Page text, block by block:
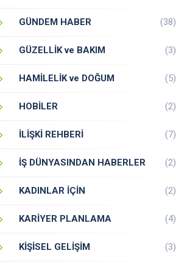
GÜNDEM HABER (38)
GÜZELLİK ve BAKIM (3)
HAMİLELİK ve DOĞUM (5)
HOBİLER (2)
İLİŞKİ REHBERİ (7)
İŞ DÜNYASINDAN HABERLER (2)
KADINLAR İÇİN (2)
KARİYER PLANLAMA (4)
KİŞİSEL GELİŞİM (3)